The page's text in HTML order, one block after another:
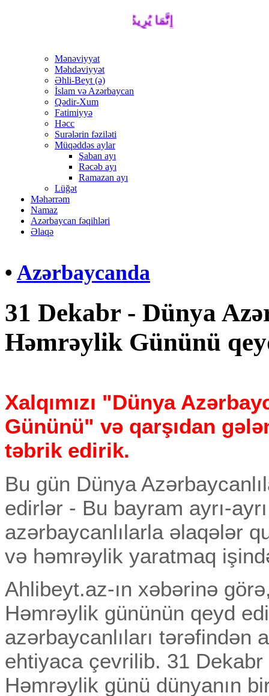
إِنَّمَا يُرِيدُ اللَّهُ لِيُذْهِبَ عَنْكُمُ
Mənəviyyat
Məhdəviyyət
Əhli-Beyt (ə)
İslam və Azərbaycan
Qədir-Xum
Fatimiyyə
Həcc
Surələrin fəziləti
Müqəddəs aylar
Şaban ayı
Rəcəb ayı
Ramazan ayı
Lüğət
Məhərrəm
Namaz
Azərbaycan fəqihləri
Əlaqə
• Azərbaycanda
31 Dekabr - Dünya
Həmrəylik Gününü
Xalqımızı "Dünya
Gününü" və qarşıdan
təbrik edirik.
Bu gün Dünya
edirlər - Bu bayram ayrı-
azərbaycanlılarla əlaqələr
və həmrəylik yaratmaq
Ahlibeyt.az-ın xəbərinə
Həmrəylik gününün qeyd
azərbaycanlıları tərəfindən
ehtiyaca çevrilib. 31 Dekabr
Həmrəylik günü dünyanın